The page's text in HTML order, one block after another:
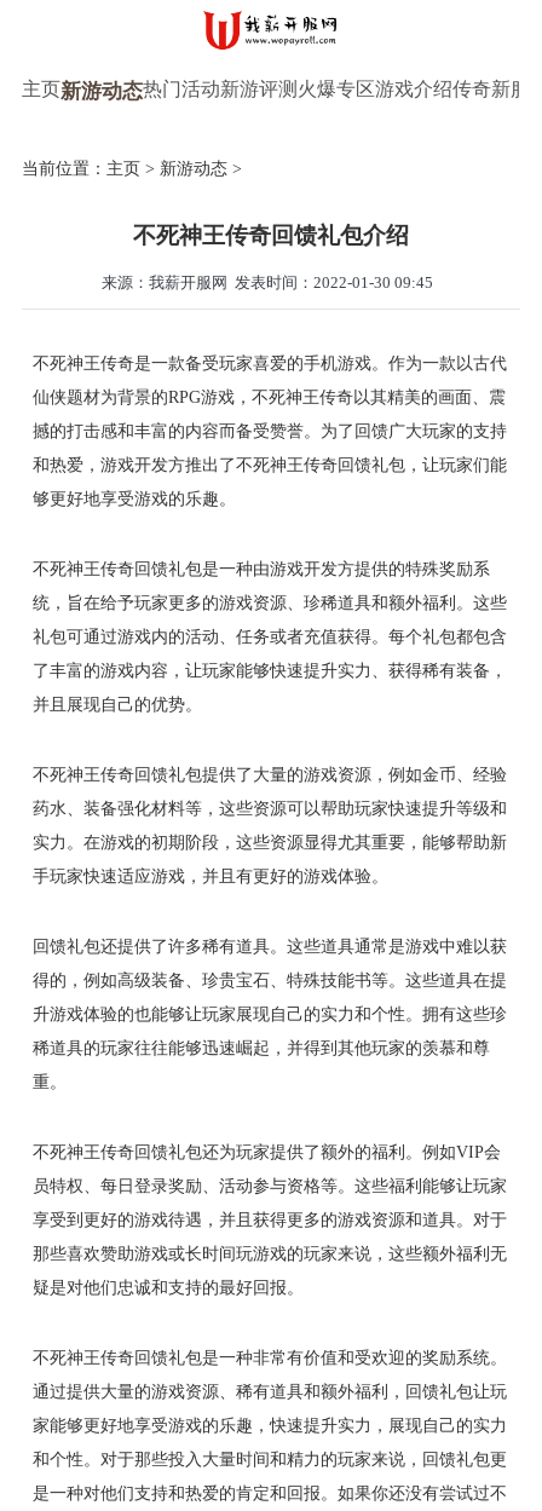
主页新游动态热门活动新游评测 火爆专区游戏介绍传奇新服
当前位置： 主页> 新游动态>
不死神王传奇回馈礼包介绍
来源：我薪开服网 发表时间：2022-01-30 09:45
不死神王传奇是一款备受玩家喜爱的手机游戏。作为一款以古代
仙侠题材为背景的RPG游戏，不死神王传奇以其精美的画面、震
撼的打击感和丰富的内容而备受赞誉。为了回馈广大玩家的支持
和热爱，游戏开发方推出了不死神王传奇回馈礼包，让玩家们能
够更好地享受游戏的乐趣。
不死神王传奇回馈礼包是一种由游戏开发方提供的特殊奖励系
统，旨在给予玩家更多的游戏资源、珍稀道具和额外福利。这些
礼包可通过游戏内的活动、任务或者充值获得。每个礼包都包含
了丰富的游戏内容，让玩家能够快速提升实力、获得稀有装备，
并且展现自己的优势。
不死神王传奇回馈礼包提供了大量的游戏资源，例如金币、经验
药水、装备强化材料等，这些资源可以帮助玩家快速提升等级和
实力。在游戏的初期阶段，这些资源显得尤其重要，能够帮助新
手玩家快速适应游戏，并且有更好的游戏体验。
回馈礼包还提供了许多稀有道具。这些道具通常是游戏中难以获
得的，例如高级装备、珍贵宝石、特殊技能书等。这些道具在提
升游戏体验的也能够让玩家展现自己的实力和个性。拥有这些珍
稀道具的玩家往往能够迅速崛起，并得到其他玩家的羡慕和尊
重。
不死神王传奇回馈礼包还为玩家提供了额外的福利。例如VIP会
员特权、每日登录奖励、活动参与资格等。这些福利能够让玩家
享受到更好的游戏待遇，并且获得更多的游戏资源和道具。对于
那些喜欢赞助游戏或长时间玩游戏的玩家来说，这些额外福利无
疑是对他们忠诚和支持的最好回报。
不死神王传奇回馈礼包是一种非常有价值和受欢迎的奖励系统。
通过提供大量的游戏资源、稀有道具和额外福利，回馈礼包让玩
家能够更好地享受游戏的乐趣，快速提升实力，展现自己的实力
和个性。对于那些投入大量时间和精力的玩家来说，回馈礼包更
是一种对他们支持和热爱的肯定和回报。如果你还没有尝试过不